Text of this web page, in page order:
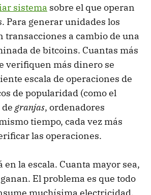
sistema sobre el que operan
Para generar unidades los
transacciones a cambio de una
de bitcoins. Cuantas más
verifiquen más dinero se
escala de operaciones de
de popularidad (como el
granjas, ordenadores
tiempo, cada vez más
las operaciones.
la escala. Cuanta mayor sea,
El problema es que todo